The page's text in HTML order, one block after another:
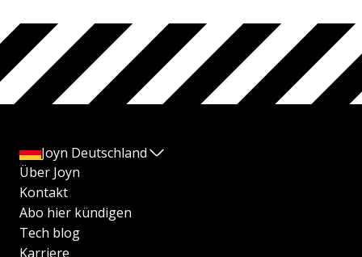
Joyn Deutschland
Über Joyn
Kontakt
Abo hier kündigen
Tech blog
Karriere